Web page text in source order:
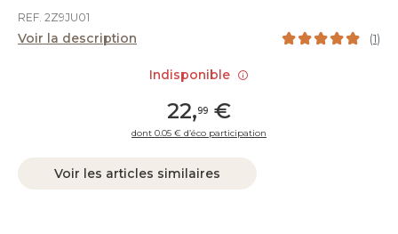
REF. 2Z9JU01
Voir la description (1)
22,99 €
dont 0.05 € d’éco participation
Voir les articles similaires